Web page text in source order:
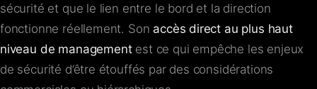
sécurité et que le lien entre le bord et la direction
fonctionne réellement. Son accès direct au plus haut
niveau de managementest ce qui empêche les enjeux
de sécurité d’être étouffés par des considérations